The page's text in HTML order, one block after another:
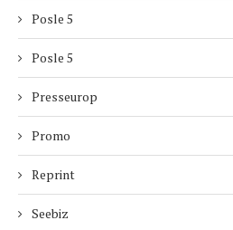
Posle 5
Posle 5
Presseurop
Promo
Reprint
Seebiz